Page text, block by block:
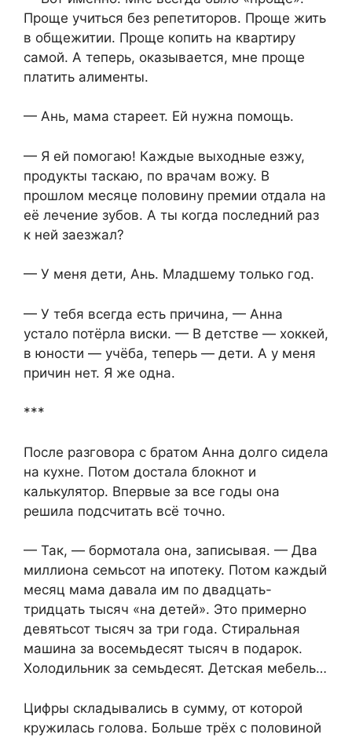
Проще учиться без репетиторов. Проще жить
в общежитии. Проще копить на квартиру
самой. А теперь, оказывается, мне проще
платить алименты.
— Ань, мама стареет. Ей нужна помощь.
— Я ей помогаю! Каждые выходные езжу,
продукты таскаю, по врачам вожу. В
прошлом месяце половину премии отдала на
её лечение зубов. А ты когда последний раз
к ней заезжал?
— У меня дети, Ань. Младшему только год.
— У тебя всегда есть причина, — Анна
устало потёрла виски. — В детстве — хоккей,
в юности — учёба, теперь — дети. А у меня
причин нет. Я же одна.
***
После разговора с братом Анна долго сидела
на кухне. Потом достала блокнот и
калькулятор. Впервые за все годы она
решила подсчитать всё точно.
— Так, — бормотала она, записывая. — Два
миллиона семьсот на ипотеку. Потом каждый
месяц мама давала им по двадцать-
тридцать тысяч «на детей». Это примерно
девятьсот тысяч за три года. Стиральная
машина за восемьдесят тысяч в подарок.
Холодильник за семьдесят. Детская мебель…
Цифры складывались в сумму, от которой
кружилась голова. Больше трёх с половиной